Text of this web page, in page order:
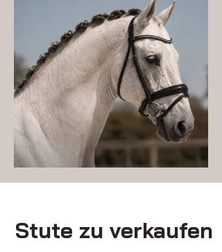
Stute zu verkaufen